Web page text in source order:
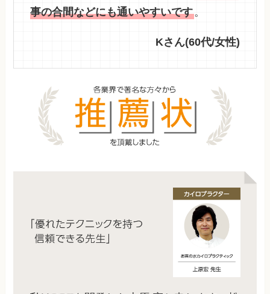
事の合間などにも通いやすいです。
Kさん(60代/女性)